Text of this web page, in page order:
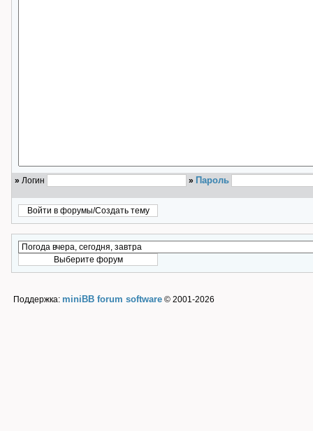
» Логин » Пароль
Поддержка: miniBB forum software © 2001-2026